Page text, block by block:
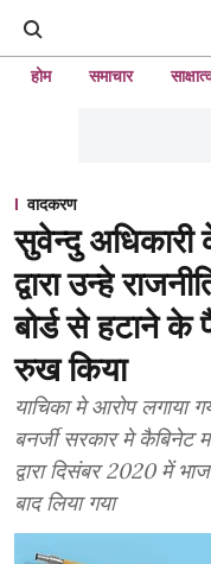
होम समाचार
वादकरण
सुवेन्दु
द्वारा उन्हे
बोर्ड से हटाने
रुख किया
याचिका मे आरोप लगाया
बनर्जी सरकार मे कैबिनेट
द्वारा दिसंबर 2020 में
बाद लिया गया